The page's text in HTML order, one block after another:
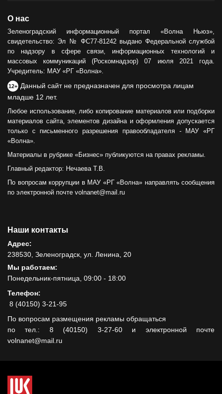
О нас
Зеленоградский информационный портал «Волна Ньюз»,
свидетельство: Эл № ФС77-81242 выдано Федеральной службой
по надзору в сфере связи, информационных технологий и
массовых коммуникаций (Роскомнадзор) 07 июля 2021 года.
Учредитель: МАУ «РГ «Волна».
12+ Данный сайт не предназначен для просмотра лицам
младше 12 лет.
Любое использование, либо копирование материалов или подборки
материалов сайта, элементов дизайна и оформления допускается
только с письменного разрешения правообладателя - МАУ «РГ
«Волна».
Материалы в рубрике «Бизнес» публикуются на правах рекламы.
Главный редактор: Нечаева Т.В.
По вопросам коррупции в МАУ «РГ «Волна» направлять сообщения
по электронной почте volnanet@mail.ru
Наши контакты
Адрес:
238530, Зеленоградск, ул. Ленина, 20
Мы работаем:
Понедельник-пятница, 09:00 - 18:00
Телефон:
8 (40150) 3-21-95
По вопросам размещения рекламы обращаться
по тел.: 8 (40150) 3-27-60 и электронной почте
volnanet@mail.ru